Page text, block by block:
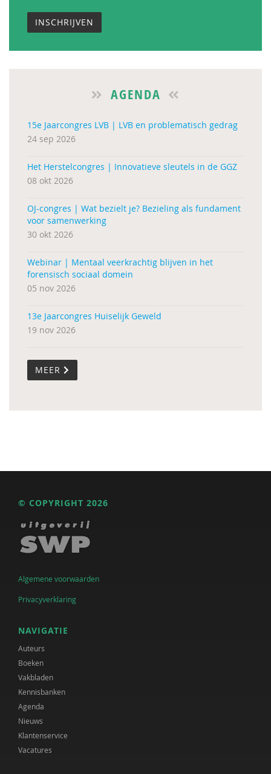
INSCHRIJVEN
AGENDA
15e Jaarcongres LVB | LVB en problematisch gedrag
24 sep 2026
Het Herstelcongres | Innovatieve sleutels in de GGZ
08 okt 2026
OJ-congres | Wat bezielt je? Bezieling als fundament
voor samenwerking
30 okt 2026
Webinar | Mentaal veerkrachtig blijven in het
forensisch sociaal domein
05 nov 2026
13e Jaarcongres Huiselijk Geweld
19 nov 2026
MEER
© COPYRIGHT 2026
Algemene voorwaarden
Privacyverklaring
NAVIGATIE
Auteurs
Boeken
Vakbladen
Kennisbanken
Agenda
Nieuws
Klantenservice
Vacatures